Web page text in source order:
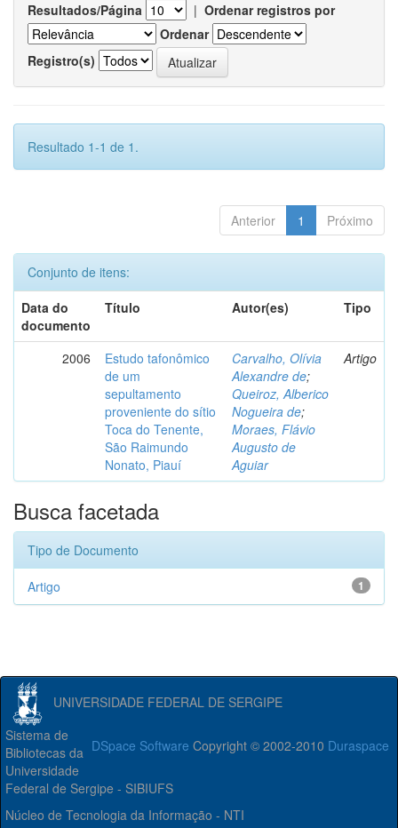
Resultados/Página | Ordenar registros por
Ordenar
Registro(s)
Resultado 1-1 de 1.
Anterior 1 Próximo
Conjunto de itens:
Data do
documento
Título Autor(es) Tipo
2006
Estudo tafonômico
de um
sepultamento
proveniente do sítio
Toca do Tenente,
São Raimundo
Nonato, Piauí
Carvalho, Olívia
Alexandre de;
Queiroz, Alberico
Nogueira de;
Moraes, Flávio
Augusto de
Aguiar
Artigo
Busca facetada
Tipo de Documento
1
Artigo
UNIVERSIDADE FEDERAL DE SERGIPE
DSpace Software Copyright © 2002-2010 Duraspace
Sistema de
Bibliotecas da
Universidade
Federal de Sergipe - SIBIUFS
Núcleo de Tecnologia da Informação - NTI